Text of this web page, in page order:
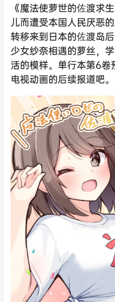
《魔法使萝世的佐渡求
儿而遭受本国人民厌恶
转移来到日本的佐渡岛
少女纱奈相遇的萝丝，
活的模样。单行本第6
电视动画的后续报道吧。